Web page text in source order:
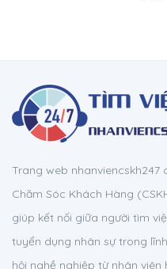
Trang web nhanviencskh247
Chăm Sóc Khách Hàng
giúp kết nối giữa người tìm
tuyển dụng nhân sự trong
hội nghề nghiệp từ nhân